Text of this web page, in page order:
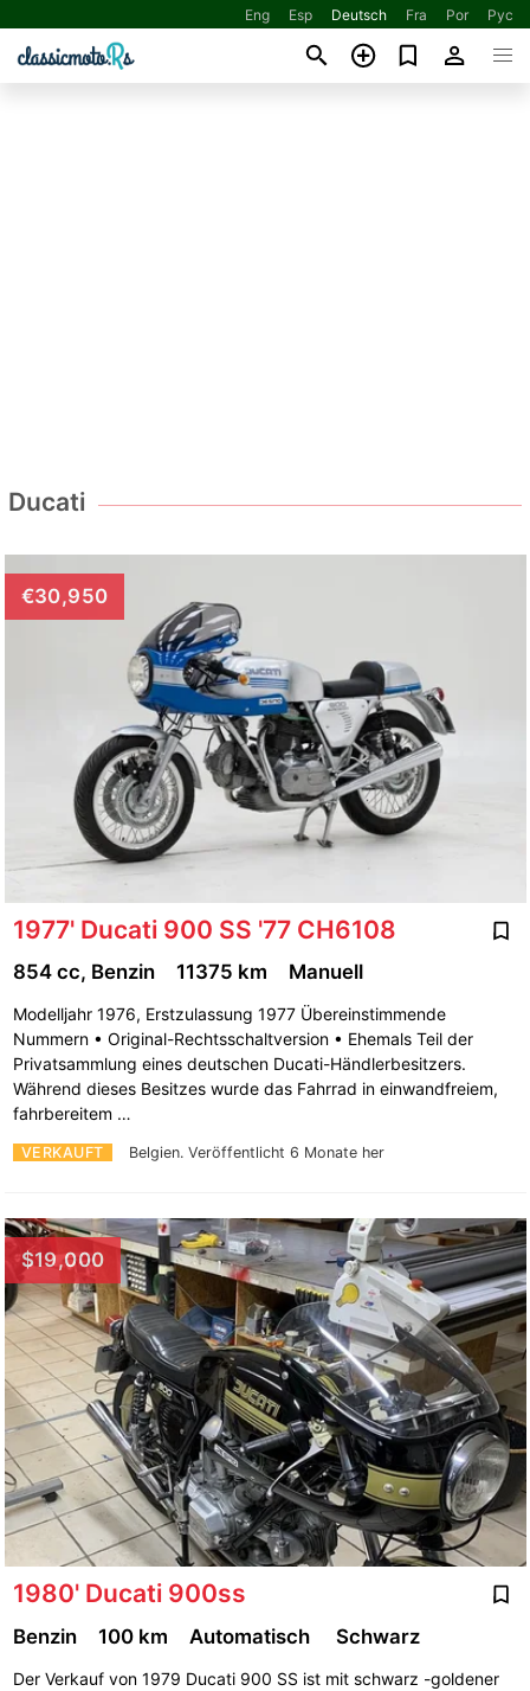
Eng Esp Deutsch Fra Por Рус
Ducati
€30,950
1977' Ducati 900 SS '77 CH6108
VERKAUFT Belgien. Veröffentlicht 6 Monate her
854 cc, Benzin 11375 km Manuell
Modelljahr 1976, Erstzulassung 1977 Übereinstimmende
Nummern • Original-Rechtsschaltversion • Ehemals Teil der
Privatsammlung eines deutschen Ducati-Händlerbesitzers.
Während dieses Besitzes wurde das Fahrrad in einwandfreiem,
fahrbereitem …
$19,000
1980' Ducati 900ss
Benzin 100 km Automatisch Schwarz
Der Verkauf von 1979 Ducati 900 SS ist mit schwarz -goldener